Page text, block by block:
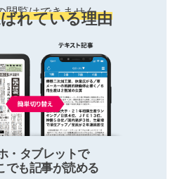
閲覧はできません
れている理由
・タブレットで
でも記事が読める